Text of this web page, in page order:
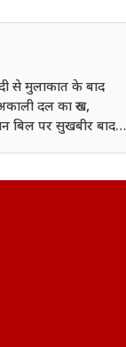
से मुलाकात के बाद
दल का रुख,
बिल पर सुखबीर बादल